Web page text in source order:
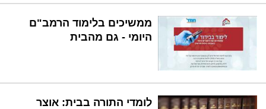
ממשיכים בלימוד הרמב"ם
היומי - גם מהבית
לומדי התורה בבית: אוצר